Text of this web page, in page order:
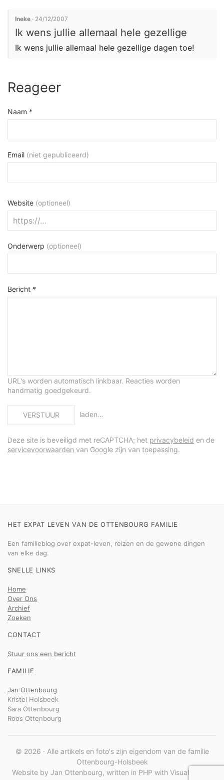
Ineke · 24/12/2007
Ik wens jullie allemaal hele gezellige
Ik wens jullie allemaal hele gezellige dagen toe!
Reageer
Naam *
Email (niet gepubliceerd)
Website (optioneel)
Onderwerp (optioneel)
Bericht *
URL's worden automatisch linkbaar. Reacties worden
handmatig goedgekeurd.
VERSTUUR laden…
Deze site is beveiligd met reCAPTCHA; het privacybeleid en de
servicevoorwaarden van Google zijn van toepassing.
HET EXPAT LEVEN VAN DE OTTENBOURG FAMILIE
Een familieblog over expat-leven, reizen en de gewone dingen
van elke dag.
SNELLE LINKS
Home
Over Ons
Archief
Zoeken
CONTACT
Stuur ons een bericht
FAMILIE
Jan Ottenbourg
Kristel Holsbeek
Sara Ottenbourg
Roos Ottenbourg
© 2026 · Alle artikels en foto's zijn eigendom van de familie
Ottenbourg-Holsbeek
Website by Jan Ottenbourg, written in PHP with Visual Studio